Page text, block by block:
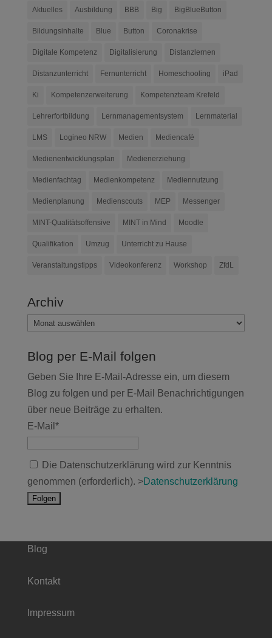
Aktuelles Ausbildung BBB Big BigBlueButton
Bildungsinhalte Blue Button Coronakrise
Digitale Kompetenz Digitalisierung Distanzlernen
Distanzunterricht Fernunterricht Homeschooling iPad
Ki Kompetenzerweiterung Kompetenzteam Krefeld
Lehrerfortbildung Lernmanagementsystem Lernmaterial
LMS Logineo NRW Medien Mediencafé
Medienentwicklungsplan Medienerziehung
Medienfachtag Medienkompetenz Mediennutzung
Medienplanung Medienscouts MEP Messenger
MINT-Qualitätsoffensive MINT in Mind Moodle
Qualifikation Umzug Unterricht zu Hause
Veranstaltungstipps Videokonferenz Workshop ZfdL
Archiv
Archiv
Blog per E-Mail folgen
Geben Sie Ihre E-Mail-Adresse ein, um diesem
Blog zu folgen und per E-Mail Benachrichtigungen
über neue Beiträge zu erhalten.
E-Mail*
Die Datenschutzerklärung wird zur Kenntnis
genommen (erforderlich). >Datenschutzerklärung
Blog
Kontakt
Impressum